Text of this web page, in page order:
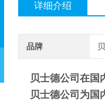
详细介绍
品牌
贝士德公司在国
贝士德公司为国